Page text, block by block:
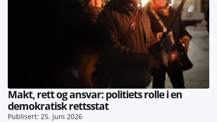
Makt, rett og ansvar: politiets rolle i en
demokratisk rettsstat
Publisert: 25. juni 2026